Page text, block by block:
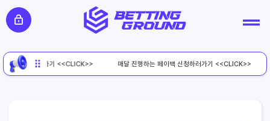
이백 신청하러가기 <<CLICK>> 매달 진행하는 페이백 신청하러가기 <<CLICK>>